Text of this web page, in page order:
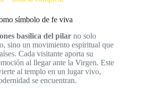
símbolo de fe viva
basílica del pilar no solo
sino un movimiento espiritual que
Cada visitante aporta su
al llegar ante la Virgen. Este
al templo en un lugar vivo,
se encuentran.